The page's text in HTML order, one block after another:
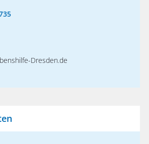
Dresden.de